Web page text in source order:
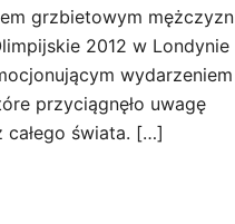
grzbietowym mężczyzn
2012 w Londynie
wydarzeniem
przyciągnęło uwagę
całego świata. […]